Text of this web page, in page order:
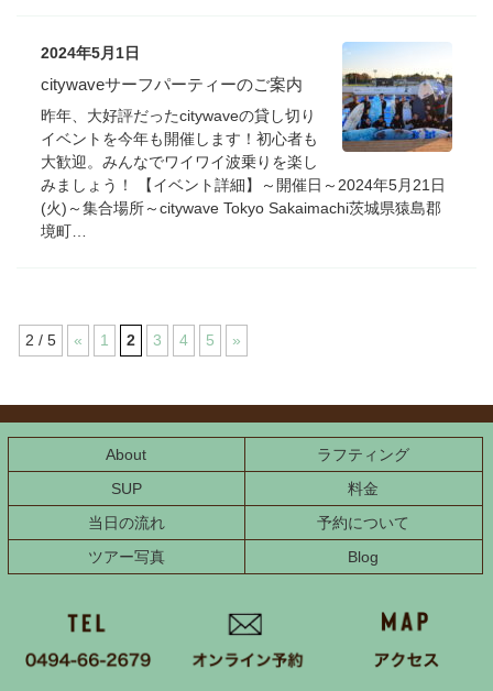
2024年5月1日
citywaveサーフパーティーのご案内
昨年、大好評だったcitywaveの貸し切り
イベントを今年も開催します！初心者も
大歓迎。みんなでワイワイ波乗りを楽し
みましょう！ 【イベント詳細】～開催日～2024年5月21日
(火)～集合場所～citywave Tokyo Sakaimachi茨城県猿島郡
境町…
2 / 5 « 1 2 3 4 5
»
ン
文
頭
の
へ
About
ラフティング
SUP
料金
当日の流れ
予約について
ツアー写真
Blog